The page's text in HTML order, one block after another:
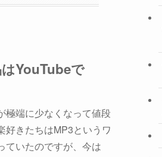
YouTubeで
極端に少なくなって値段
好きたちはMP3というワ
ていたのですが、今は